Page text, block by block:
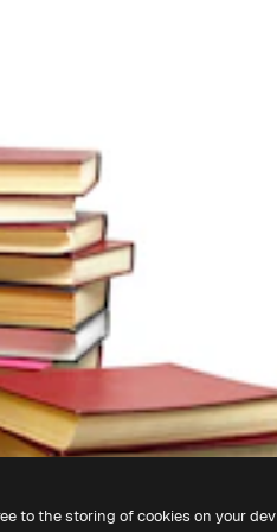
to the storing of cookies on your